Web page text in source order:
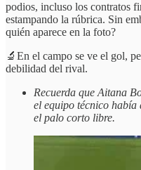
podios, incluso los contratos
estampando la rúbrica. Sin
quién aparece en la foto?
🔬En el campo se ve el gol,
debilidad del rival.
Recuerda que Aitana
el equipo técnico
el palo corto libre.